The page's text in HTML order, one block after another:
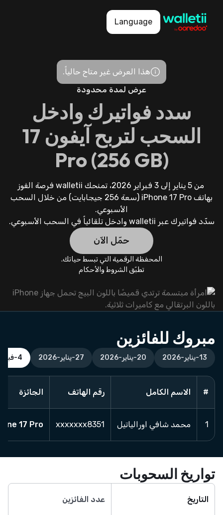
Language
هذا العرض غير متاح حالياً.
عرض لمدة محدودة
سدد فواتيرك وادخل
السحب لتربح آيفون 17
(Pro (256 GB
من 5 يناير إلى 3 فبراير 2026، تمنحك walletii فرصة الفوز
بهاتف iPhone 17 Pro (سعة 256 جيجابايت) من خلال السحب
الأسبوعي.
سدّد فواتيرك عبر walletii وادخل تلقائياً في السحب الأسبوعي.
حمّل الآن
المحفظة الرقمية التي تبسط حياتك.
تطبّق الشروط والأحكام
مبروك للفائزين
13-يناير-2026 20-يناير-2026 27-يناير-2026 4-فبراير-2026
# الاسم الكامل رقم الهاتف الجائزة
1 محمد شافي اورالياتيل xxxxxxx8351
17 Pro
تواريخ السحوبات
التاريخ عدد الفائزين